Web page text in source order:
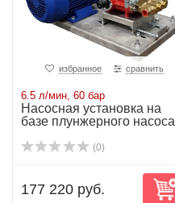
избранное сравнить
6.5 л/мин, 60 бар
Насосная установка на
базе плунжерного насоса
(0)
177 220 руб.